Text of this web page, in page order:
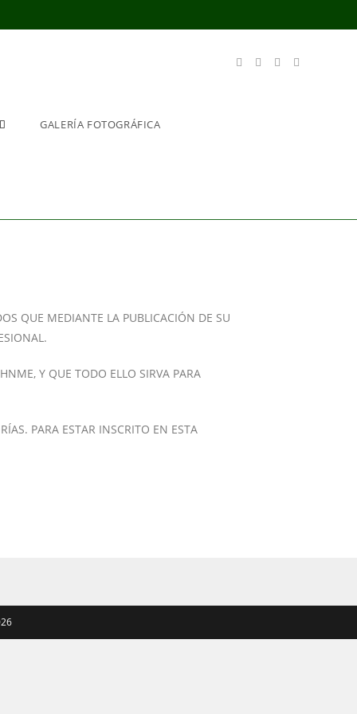
GALERÍA FOTOGRÁFICA
QUE MEDIANTE LA PUBLICACIÓN DE SU
Y QUE TODO ELLO SIRVA PARA
PARA ESTAR INSCRITO EN ESTA